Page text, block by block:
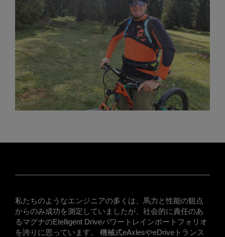
私たちのようなエンジニアの多くは、馬力と性能の観点
からのみ成功を測定していましたが、社会的に責任のあ
るマグナのEtelligent Driveパワートレインポートフォリオ
を誇りに思っています。 機械式eAxlesやeDriveトランス